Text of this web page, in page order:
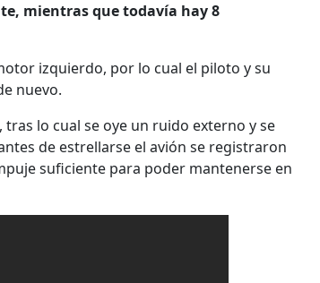
mientras que todavía hay 8
izquierdo, por lo cual el piloto y su
nuevo.
lo cual se oye un ruido externo y se
de estrellarse el avión se registraron
suficiente para poder mantenerse en